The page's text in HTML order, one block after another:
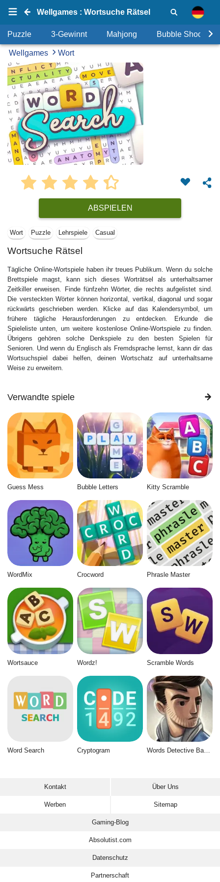
Wellgames : Wortsuche Rätsel
Puzzle 3-Gewinnt Mahjong Bubble Shooter
Wellgames Wort
ABSPIELEN
Wort Puzzle Lehrspiele Casual
Wortsuche Rätsel
Tägliche Online-Wortspiele haben ihr treues Publikum. Wenn du solche
Brettspiele magst, kann sich dieses Worträtsel als unterhaltsamer
Zeitkiller erweisen. Finde fünfzehn Wörter, die rechts aufgelistet sind.
Die versteckten Wörter können horizontal, vertikal, diagonal und sogar
rückwärts geschrieben werden. Klicke auf das Kalendersymbol, um
frühere tägliche Herausforderungen zu entdecken. Erkunde die
Spieleliste unten, um weitere kostenlose Online-Wortspiele zu finden.
Übrigens gehören solche Denkspiele zu den besten Spielen für
Senioren. Und wenn du Englisch als Fremdsprache lernst, kann dir das
Wortsuchspiel dabei helfen, deinen Wortschatz auf unterhaltsame
Weise zu erweitern.
Verwandte spiele
Guess Mess Bubble Letters Kitty Scramble
WordMix Crocword Phrasle Master
Wortsauce Wordz! Scramble Words
Word Search Cryptogram Words Detective Bank Heist
Kontakt Über Uns
Werben Sitemap
Gaming-Blog
Absolutist.com
Datenschutz
Partnerschaft